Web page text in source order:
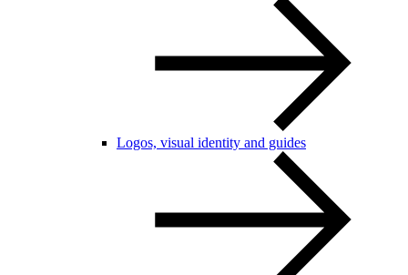
Logos, visual identity and guides